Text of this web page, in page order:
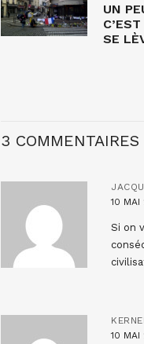
UN
SE
3 COMMENTAIRES
10 MAI
Si on
10 MAI